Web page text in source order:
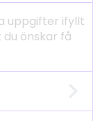
uppgifter ifyllt
önskar få